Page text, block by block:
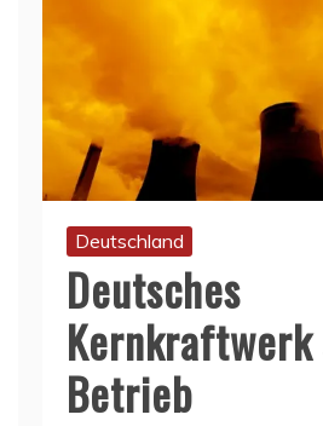
Deutschland
Deutsches
Betrieb